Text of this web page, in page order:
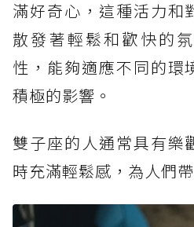
滿好奇心，這種活力和
散發著輕鬆和歡快的
性，能夠適應不同的環
積極的影響。
雙子座的人通常具有樂
時充滿輕鬆感，為人們